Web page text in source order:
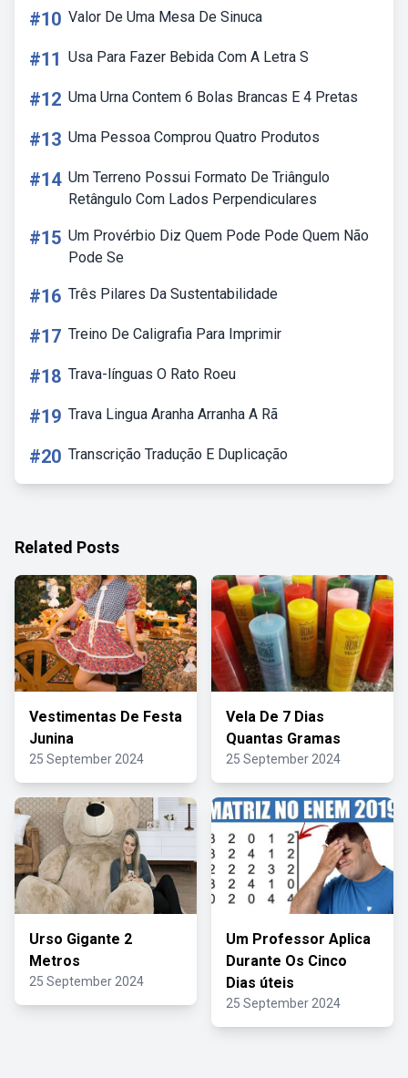
#10 Valor De Uma Mesa De Sinuca
#11 Usa Para Fazer Bebida Com A Letra S
#12 Uma Urna Contem 6 Bolas Brancas E 4 Pretas
#13 Uma Pessoa Comprou Quatro Produtos
#14 Um Terreno Possui Formato De Triângulo
Retângulo Com Lados Perpendiculares
#15 Um Provérbio Diz Quem Pode Pode Quem Não
Pode Se
#16 Três Pilares Da Sustentabilidade
#17 Treino De Caligrafia Para Imprimir
#18 Trava-línguas O Rato Roeu
#19 Trava Lingua Aranha Arranha A Rã
#20 Transcrição Tradução E Duplicação
Related Posts
Vestimentas De Festa
Junina
25 September 2024
Vela De 7 Dias
Quantas Gramas
25 September 2024
Urso Gigante 2
Metros
25 September 2024
Um Professor Aplica
Durante Os Cinco
Dias úteis
25 September 2024